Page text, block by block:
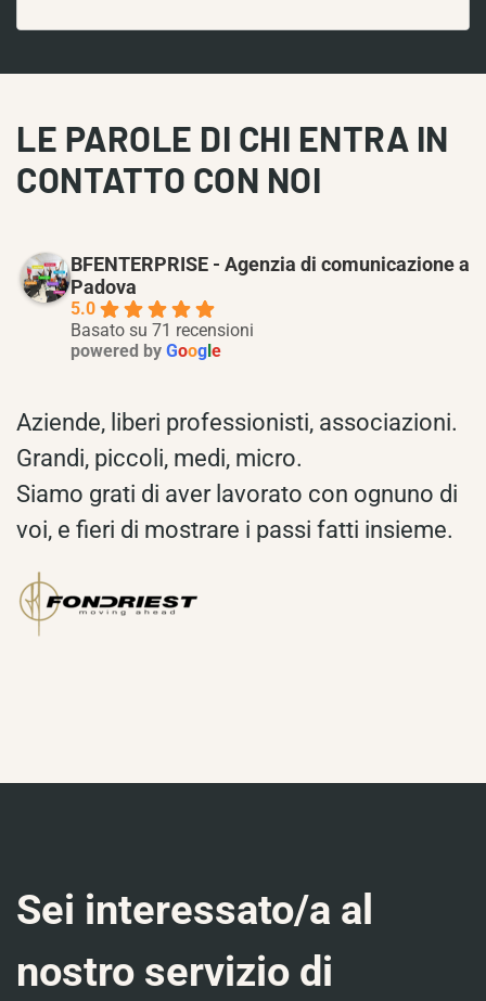
LE PAROLE DI CHI ENTRA IN
CONTATTO CON NOI
BFENTERPRISE - Agenzia di comunicazione a
Padova
5.0
Basato su 71 recensioni
powered by Google
Aziende, liberi professionisti, associazioni.
Grandi, piccoli, medi, micro.
Siamo grati di aver lavorato con ognuno di
voi, e fieri di mostrare i passi fatti insieme.
Sei interessato/a al
nostro servizio di